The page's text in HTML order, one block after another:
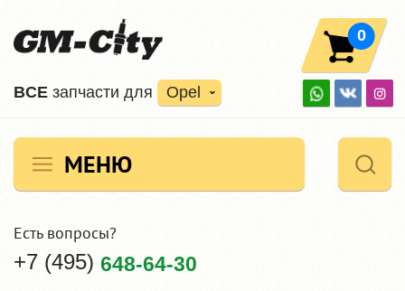
ВCE запчасти для Opel
0
МЕНЮ
Есть вопросы?
+7 (495) 648-64-30